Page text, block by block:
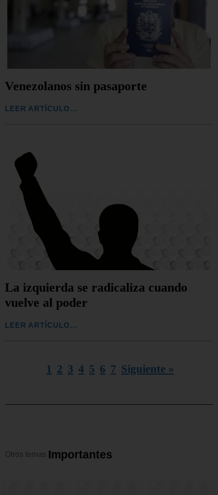
Venezolanos sin pasaporte
LEER ARTÍCULO...
La izquierda se radicaliza cuando
vuelve al poder
LEER ARTÍCULO...
1 2 3 4 5 6 7 Siguiente »
Otros temas Importantes